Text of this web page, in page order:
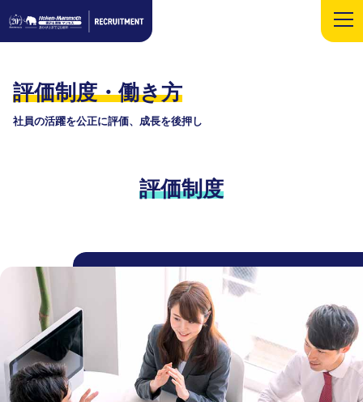
評価制度・働き方
社員の活躍を公正に評価、成長を後押し
評価制度